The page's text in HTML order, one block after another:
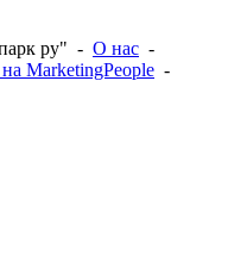
ру" - О нас -
MarketingPeople -